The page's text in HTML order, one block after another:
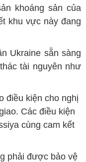
khoáng sản của
khu vực này đang
Ukraine sẵn sàng
tài nguyên như
điều kiện cho nghị
Các điều kiện
cùng cam kết
phải được bảo vệ